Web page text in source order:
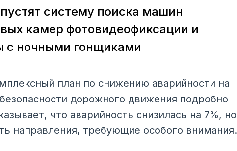
систему поиска машин
камер фотовидеофиксации и
с ночными гонщиками
план по снижению аварийности на
дорожного движения подробно
что аварийность снизилась на 7%, но
направления, требующие особого внимания.